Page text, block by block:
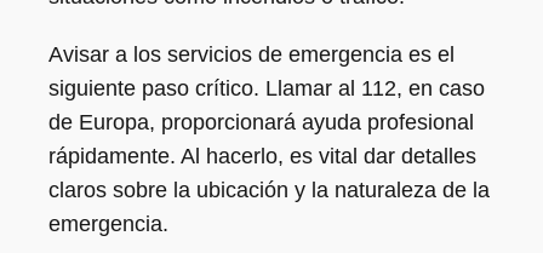
Avisar a los servicios de emergencia es el
siguiente paso crítico. Llamar al 112, en caso
de Europa, proporcionará ayuda profesional
rápidamente. Al hacerlo, es vital dar detalles
claros sobre la ubicación y la naturaleza de la
emergencia.